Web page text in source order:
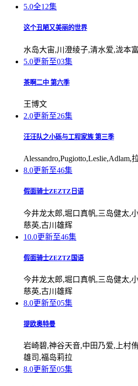
5.0全12集
这个丑陋又美丽的世界
水岛大宙,川澄绫子,清水爱,泷本
5.0更新至03集
茶啊二中 第六季
王博文
2.0更新至26集
汪汪队之小砾与工程家族 第三季
Alessandro,Pugiotto,Leslie,Adlam,
8.0更新至46集
假面骑士ZEZTZ日语
今井龙太郎,堀口真帆,三岛健太,
慈英,古川雄辉
10.0更新至46集
假面骑士ZEZTZ国语
今井龙太郎,堀口真帆,三岛健太,
慈英,古川雄辉
8.0更新至05集
提欧奥特曼
岩崎碧,神谷天音,中田乃爱,上村
雄司,福岛莉拉
8.0更新至05集